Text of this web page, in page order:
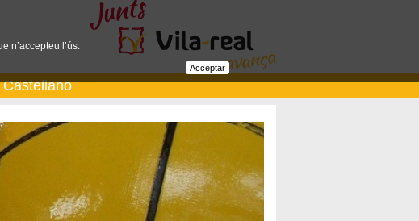
Castellano
n’accepteu l’ús.
Acceptar